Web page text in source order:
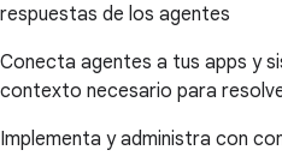
respuestas de los agentes
Conecta agentes a tus apps y
contexto necesario para
Implementa y administra con